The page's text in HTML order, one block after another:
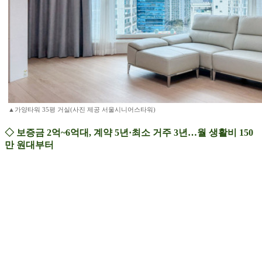
▲가양타워 35평 거실(사진 제공 서울시니어스타워)
◇ 보증금 2억~6억대, 계약 5년·최소 거주 3년…월 생활비 150
만 원대부터